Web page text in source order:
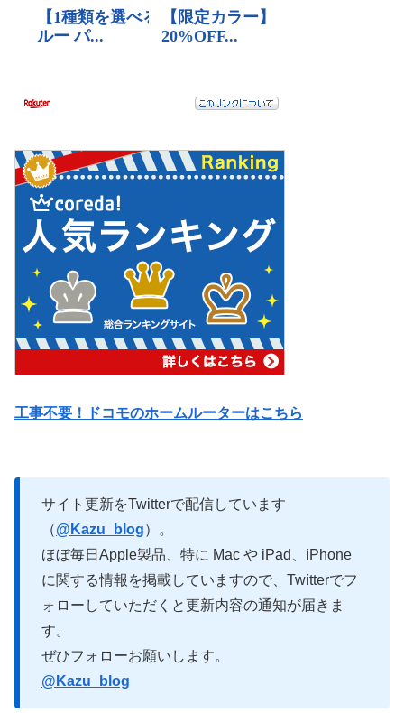
工事不要！ドコモのホームルーターはこちら
サイト更新をTwitterで配信しています
（@Kazu_blog）。
ほぼ毎日Apple製品、特に Mac や iPad、iPhone
に関する情報を掲載していますので、Twitterでフ
ォローしていただくと更新内容の通知が届きま
す。
ぜひフォローお願いします。
@Kazu_blog